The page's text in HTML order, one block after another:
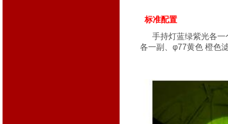
标准配置
手持灯蓝绿紫光各一
各一副、φ77黄色 橙色